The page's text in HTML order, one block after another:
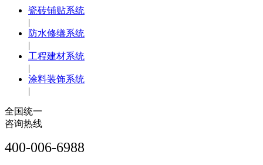
瓷砖铺贴系统
|
防水修缮系统
|
工程建材系统
|
涂料装饰系统
|
全国统一
咨询热线
400-006-6988